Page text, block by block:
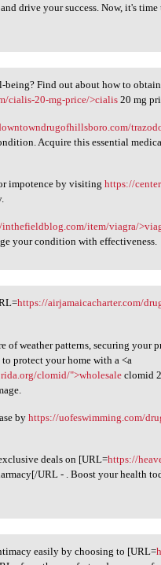
drive your success. Now, it's
well
Find out about how to
cialis-20-mg-price/>cialis 20 mg
Acquire this essential
impotence by visitinghttps://
item/viagra/
your condition with effectiveness.
https://airjamaicacharter.com/
of weather patterns, securing your
protect your home with a <a
clomid/">wholesaleclomid
byhttps://uofeswimming.com/
deals on [URL=https://
URL - . Boost your health
easily by choosing to [URL=